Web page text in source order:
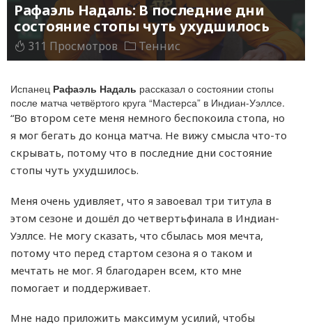
Рафаэль Надаль: В последние дни
состояние стопы чуть ухудшилось
311 Просмотров Теннис
Испанец Рафаэль Надаль рассказал о состоянии стопы
после матча четвёртого круга “Мастерса” в Индиан-Уэллсе.
“Во втором сете меня немного беспокоила стопа, но
я мог бегать до конца матча. Не вижу смысла что-то
скрывать, потому что в последние дни состояние
стопы чуть ухудшилось.
Меня очень удивляет, что я завоевал три титула в
этом сезоне и дошёл до четвертьфинала в Индиан-
Уэллсе. Не могу сказать, что сбылась моя мечта,
потому что перед стартом сезона я о таком и
мечтать не мог. Я благодарен всем, кто мне
помогает и поддерживает.
Мне надо приложить максимум усилий, чтобы